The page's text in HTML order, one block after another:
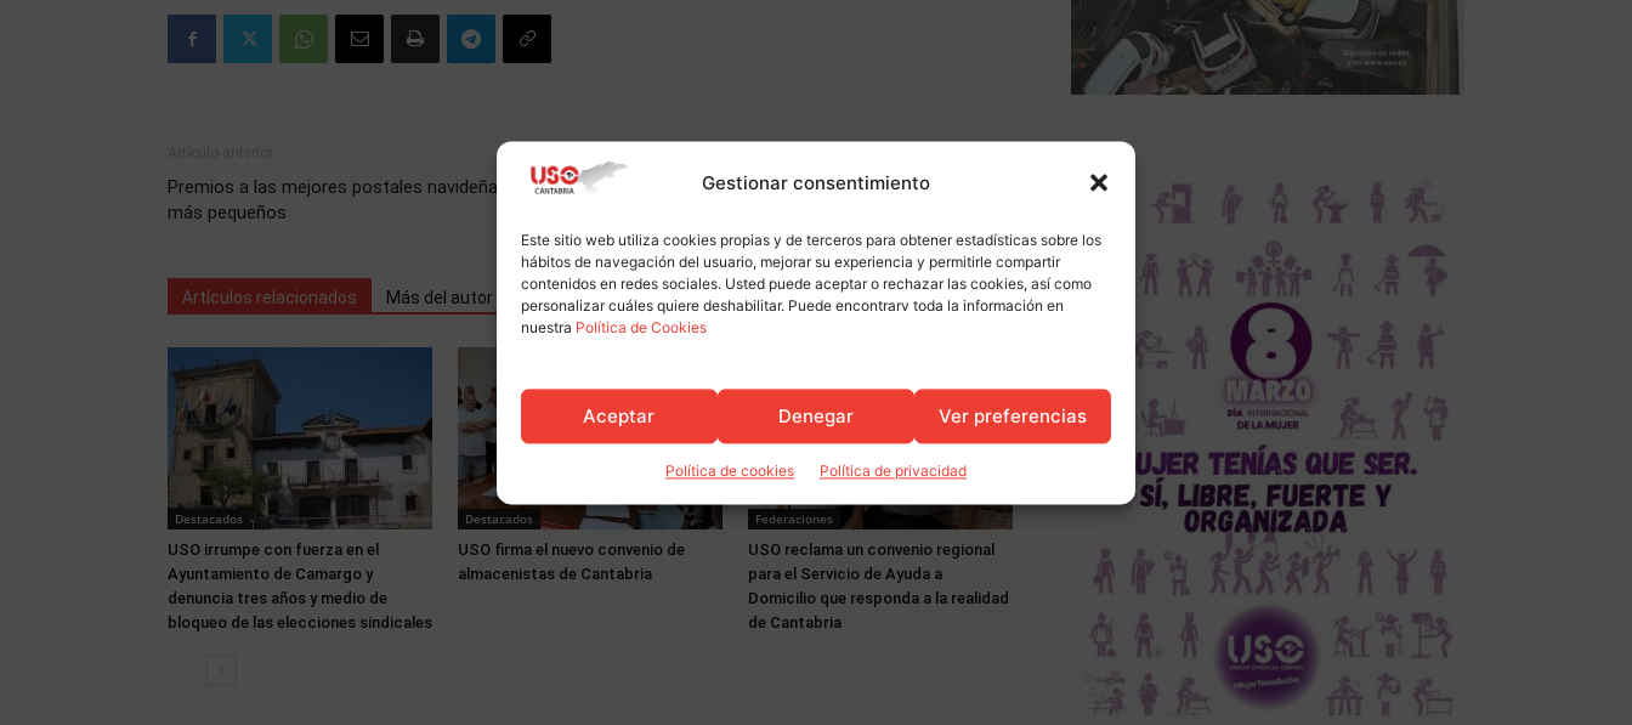
Gestionar consentimiento
Este sitio web utiliza cookies propias y de terceros para obtener estadísticas sobre los
hábitos de navegación del usuario, mejorar su experiencia y permitirle compartir
contenidos en redes sociales. Usted puede aceptar o rechazar las cookies, así como
personalizar cuáles quiere deshabilitar. Puede encontrarv toda la información en
nuestra Política de Cookies
Aceptar Denegar Ver preferencias
Política de cookies Política de privacidad
Premios a las mejores postales navideñas de los
más pequeños
USO acusa a AMICA de no acatar las
Artículos relacionados Más del autor
Destacados
USO irrumpe con fuerza en el
Ayuntamiento de Camargo y
denuncia tres años y medio de
bloqueo de las elecciones sindicales
Destacados
USO firma el nuevo convenio de
almacenistas de Cantabria
Federaciones
USO reclama un convenio regional
para el Servicio de Ayuda a
Domicilio que responda a la realidad
de Cantabria